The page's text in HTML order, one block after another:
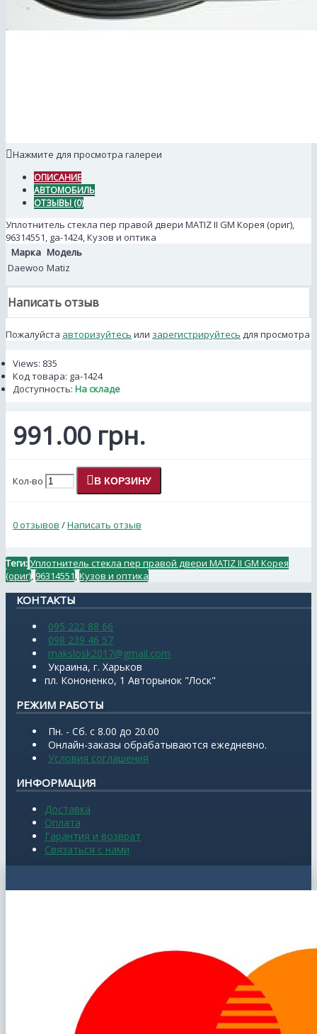
Нажмите для просмотра галереи
ОПИСАНИЕ
АВТОМОБИЛЬ
ОТЗЫВЫ (0)
Уплотнитель стекла пер правой двери MATIZ II GM Корея (ориг),
96314551, ga-1424, Кузов и оптика
Марка Модель
Daewoo Matiz
Написать отзыв
Пожалуйста авторизуйтесь или зарегистрируйтесь для просмотра
Views: 835
Код товара: ga-1424
Доступность: На складе
991.00 грн.
Кол-во В КОРЗИНУ
0 отзывов /Написать отзыв
Теги:Уплотнитель стекла пер правой двери MATIZ II GM Корея
(ориг) 96314551 Кузов и оптика
КОНТАКТЫ
095 222 88 66
098 239 46 57
makslosk2017@gmail.com
Украина, г. Харьков
пл. Кононенко, 1 Авторынок "Лоск"
РЕЖИМ РАБОТЫ
Пн. - Сб. с 8.00 до 20.00
Онлайн-заказы обрабатываются ежедневно.
Условия соглашения
ИНФОРМАЦИЯ
Доставка
Оплата
Гарантия и возврат
Связаться с нами